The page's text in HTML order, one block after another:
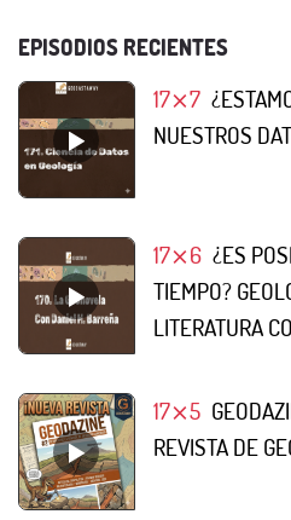
EPISODIOS RECIENTES
17⨯7
NUESTROS
17⨯6 ¿ES
TIEMPO?
LITERATURA
17⨯5
REVISTA DE